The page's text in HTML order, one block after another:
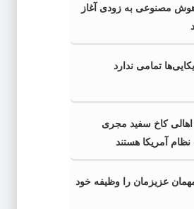
مصنوعی به زودی آغاز
تمامی ندارد
کاخ سفید مجری
آمریکا هستند
عزیزمان را وظیفه خود